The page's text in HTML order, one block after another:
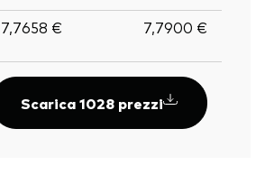
7,7658 € 7,7900 €
Scarica 1028 prezzi